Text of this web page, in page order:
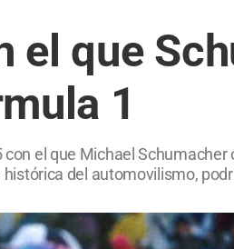
el que
1
el que Michael
del automovilismo,